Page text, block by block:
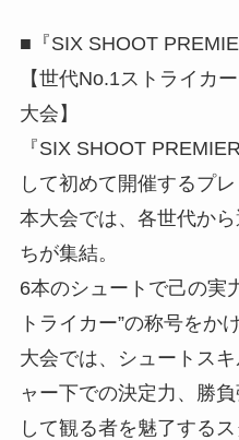
■『SIX SHOOT
【世代No.1ストライカ
大会】
『SIX SHOOT
して初めて開催するプレ
本大会では、各世代か
ちが集結。
6本のシュートで己の実
トライカー”の称号をか
大会では、シュートス
ャー下での決定力、勝
して観る者を魅了する